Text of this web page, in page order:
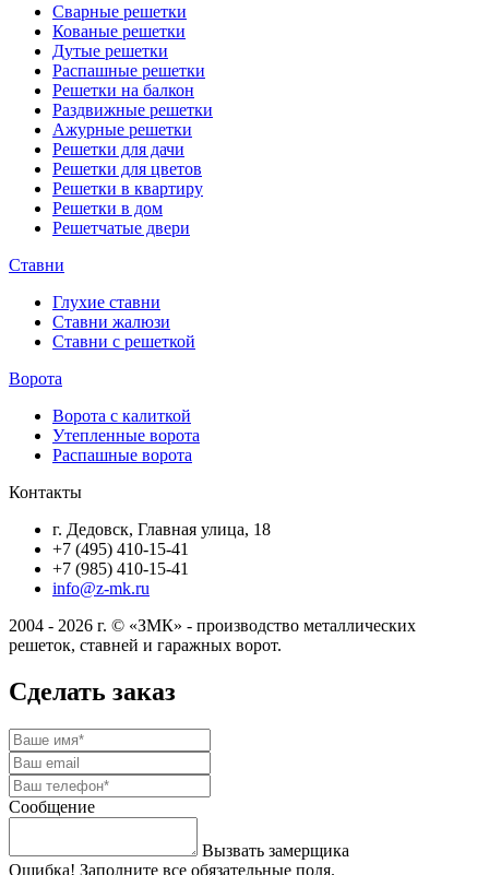
Сварные решетки
Кованые решетки
Дутые решетки
Распашные решетки
Решетки на балкон
Раздвижные решетки
Ажурные решетки
Решетки для дачи
Решетки для цветов
Решетки в квартиру
Решетки в дом
Решетчатые двери
Ставни
Глухие ставни
Ставни жалюзи
Ставни с решеткой
Ворота
Ворота с калиткой
Утепленные ворота
Распашные ворота
Контакты
г. Дедовск, Главная улица, 18
+7 (495) 410-15-41
+7 (985) 410-15-41
info@z-mk.ru
2004 - 2026 г. © «ЗМК» - производство металлических
решеток, ставней и гаражных ворот.
Сделать заказ
Сообщение
Вызвать замерщика
Ошибка! Заполните все обязательные поля.